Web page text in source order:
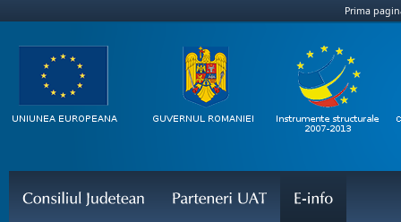
Prima
Consiliul Judetean Parteneri UAT E-info